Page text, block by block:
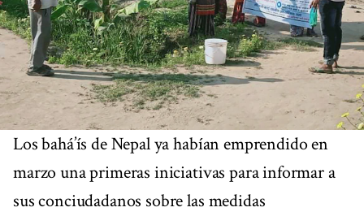
Los bahá’ís de Nepal ya habían emprendido en
marzo una primeras iniciativas para informar a
sus conciudadanos sobre las medidas